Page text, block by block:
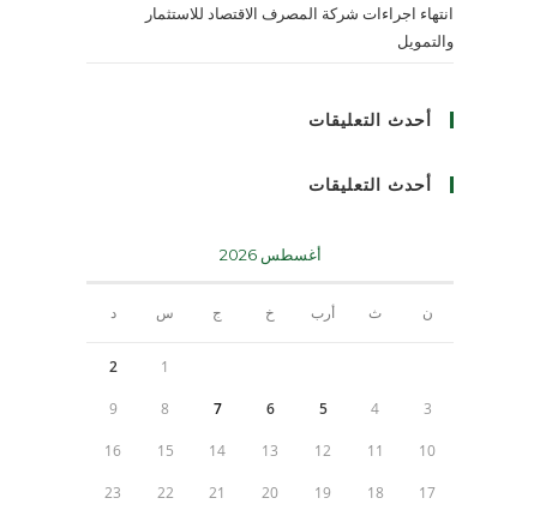
انتهاء اجراءات شركة المصرف الاقتصاد للاستثمار
والتمويل
أحدث التعليقات
أحدث التعليقات
أغسطس 2026
ن ث أرب خ ج س د
1
2
3
4
5
6
7
8
9
10
11
12
13
14
15
16
17
18
19
20
21
22
23